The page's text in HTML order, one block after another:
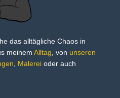
das alltägliche Chaos in
meinem Alltag , von unseren
Malerei oder auch